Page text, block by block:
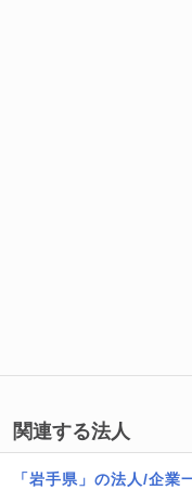
関連する法人
「岩手県」の法人/企業